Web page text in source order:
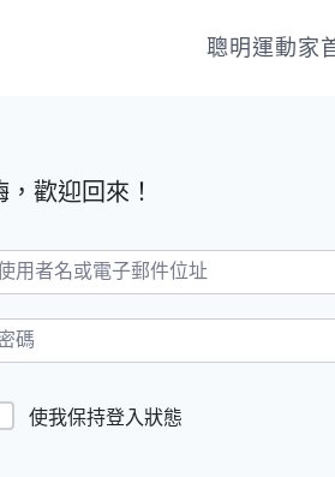
聰明運動家
，歡迎回來！
使我保持登入狀態